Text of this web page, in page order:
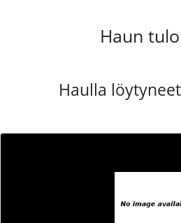
Haun
Haulla